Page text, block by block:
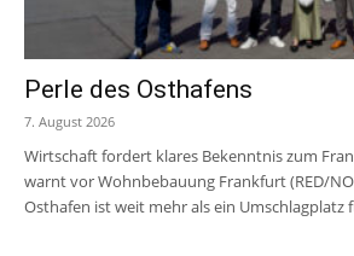
Perle des Osthafens
7. August 2026
Wirtschaft fordert klares Bekenntnis zum
warnt vor Wohnbebauung Frankfurt (RED/
Osthafen ist weit mehr als ein Umschlagplatz